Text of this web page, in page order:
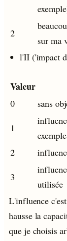
2
sur ma
l'II ('impact
Valeur
0 sans
1
exemple
2
3
utilisée
L'influence
hausse la
que je choisis